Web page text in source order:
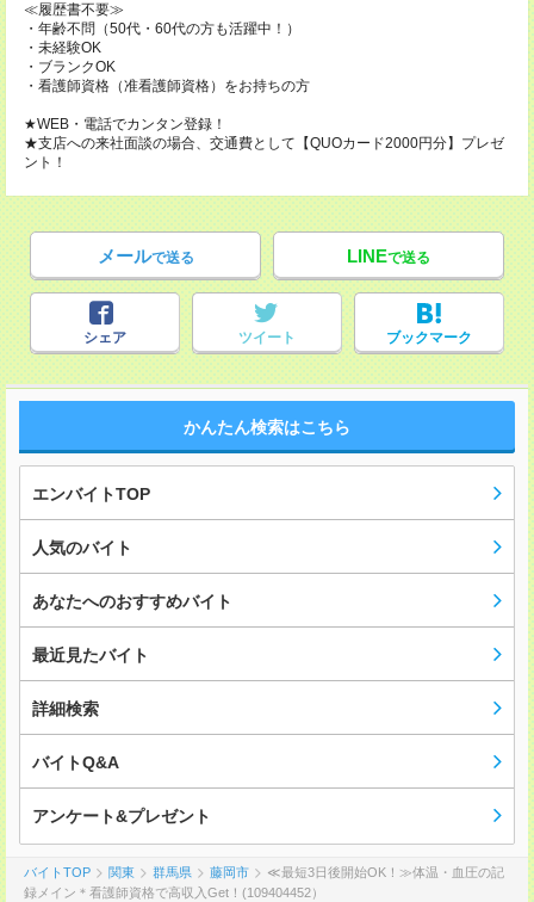
≪履歴書不要≫
・年齢不問（50代・60代の方も活躍中！）
・未経験OK
・ブランクOK
・看護師資格（准看護師資格）をお持ちの方
★WEB・電話でカンタン登録！
★支店への来社面談の場合、交通費として【QUOカード2000円分】プレゼ
ント！
メールで送る LINEで送る
シェア ツイート ブックマーク
かんたん検索はこちら
エンバイトTOP
人気のバイト
あなたへのおすすめバイト
最近見たバイト
詳細検索
バイトQ&A
アンケート&プレゼント
バイトTOP 関東 群馬県 藤岡市
≪最短3日後開始OK！≫体温・血圧の記
録メイン＊看護師資格で高収入Get！(109404452）